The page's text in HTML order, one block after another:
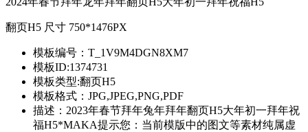
翻页H5 尺寸 750*1476PX
模板编号：T_1V9M4DGN8XM7
模板ID:1374731
模板类型:翻页H5
模板格式：JPG,JPEG,PNG,PDF
描述：2023年春节拜年兔年拜年翻页H5大年初一拜年祝
福H5*MAKA提示您：当前模版中的图文等素材纯属虚